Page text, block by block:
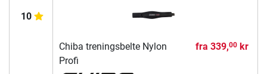
10
Chiba treningsbelte Nylon
Profi
fra 339,00kr